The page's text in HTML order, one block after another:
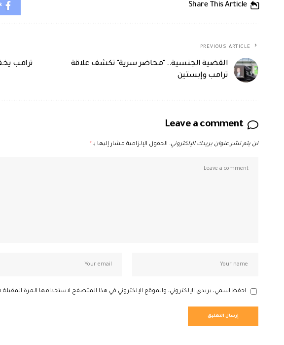
Share This Article
PREVIOUS ARTICLE
القضية الجنسية.. "محاضر سرية" تكشف علاقة
ترامب وإبستين
ترامب
Leave a comment
لن يتم نشر عنوان بريدك الإلكتروني. الحقول الإلزامية مشار إليها بـ*
احفظ اسمي، بريدي الإلكتروني، والموقع الإلكتروني في هذا المتصفح لاستخدامها المرة المقبلة